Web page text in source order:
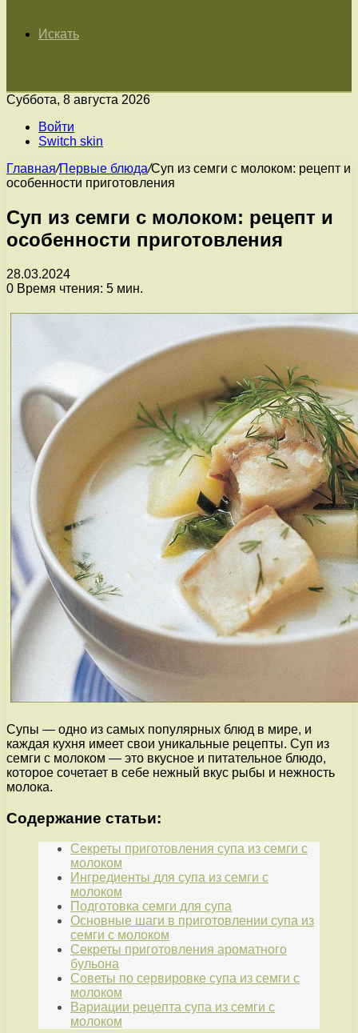
Искать
Суббота, 8 августа 2026
Войти
Switch skin
Главная/Первые блюда/Суп из семги с молоком: рецепт и
особенности приготовления
Суп из семги с молоком: рецепт и
особенности приготовления
28.03.2024
0 Время чтения: 5 мин.
Супы — одно из самых популярных блюд в мире, и
каждая кухня имеет свои уникальные рецепты. Суп из
семги с молоком — это вкусное и питательное блюдо,
которое сочетает в себе нежный вкус рыбы и нежность
молока.
Содержание статьи:
Секреты приготовления супа из семги с
молоком
Ингредиенты для супа из семги с
молоком
Подготовка семги для супа
Основные шаги в приготовлении супа из
семги с молоком
Секреты приготовления ароматного
бульона
Советы по сервировке супа из семги с
молоком
Вариации рецепта супа из семги с
молоком